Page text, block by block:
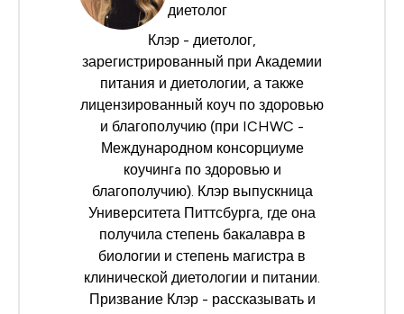
диетолог
Клэр - диетолог,
зарегистрированный при Академии
питания и диетологии , а также
лицензированный коуч по здоровью
и благополучию (при ICHWC -
Международном консорциуме
коучингa по здоровью и
благополучию). Клэр выпускница
Университета Питтсбурга, где она
получила степень бакалавра в
биологии и степень магистра в
клинической диетологии и питании.
Призвание Клэр - рассказывать и